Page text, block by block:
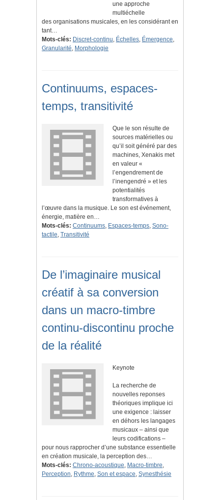
une approche
multiéchelle
des organisations musicales, en les considérant en
tant…
Mots-clés: Discret-continu, Échelles, Émergence,
Granularité, Morphologie
Continuums, espaces-
temps, transitivité
Que le son résulte de
sources matérielles ou
qu’il soit généré par des
machines, Xenakis met
en valeur «
l’engendrement de
l’inengendré » et les
potentialités
transformatives à
l’œuvre dans la musique. Le son est événement,
énergie, matière en…
Mots-clés: Continuums, Espaces-temps, Sono-
tactile, Transitivité
De l’imaginaire musical
créatif à sa conversion
dans un macro-timbre
continu-discontinu proche
de la réalité
Keynote
La recherche de
nouvelles reponses
théoriques implique ici
une exigence : laisser
en déhors les langages
musicaux – ainsi que
leurs codifications –
pour nous rapprocher d’une substance essentielle
en création musicale, la perception des…
Mots-clés: Chrono-acoustique, Macro-timbre,
Perception, Rythme, Son et espace, Synesthésie